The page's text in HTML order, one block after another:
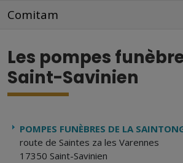
Comitam
Les pompes
Saint-Savinien
POMPES FUNÈBRES DE LA
route de Saintes za les Varennes
17350 Saint-Savinien